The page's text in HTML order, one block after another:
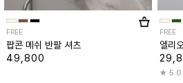
FREE
팝콘 메쉬 반팔 셔츠
49,800
FREE
엘리
5.0